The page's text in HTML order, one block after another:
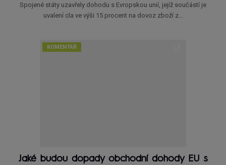
Spojené státy uzavřely dohodu s Evropskou unií, jejíž součástí je
uvalení cla ve výši 15 procent na dovoz zboží z…
KOMENTÁŘ
Jaké budou dopady obchodní dohody EU s